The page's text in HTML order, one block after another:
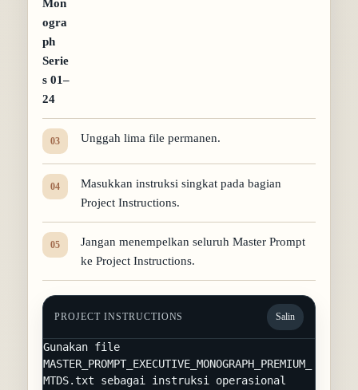
Mon
ogra
ph
Serie
s 01–
24
Unggah lima file permanen.
Masukkan instruksi singkat pada bagian
Project Instructions.
Jangan menempelkan seluruh Master Prompt
ke Project Instructions.
PROJECT INSTRUCTIONS Salin
Gunakan file
MASTER_PROMPT_EXECUTIVE_MONOGRAPH_PREMIUM_
MTDS.txt sebagai instruksi operasional